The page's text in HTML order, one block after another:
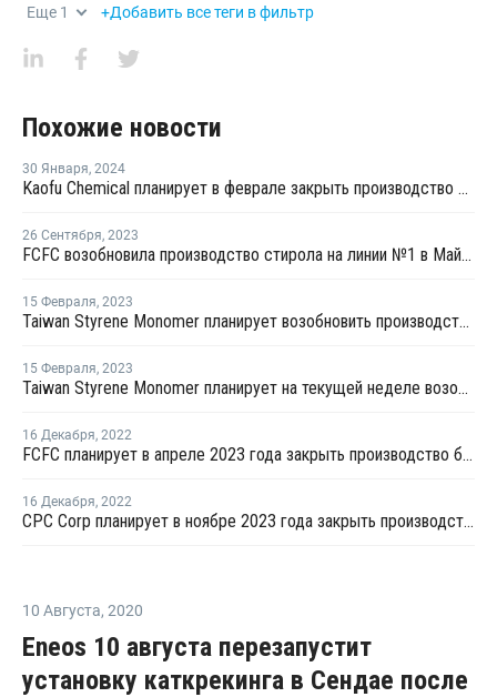
Еще 1 +Добавить все теги в фильтр
Похожие новости
30 Января, 2024
Kaofu Chemical планирует в феврале закрыть производство ПС на Тайване
26 Сентября, 2023
FCFC возобновила производство стирола на линии №1 в Майлиао
15 Февраля, 2023
Taiwan Styrene Monomer планирует возобновить производство стирола на линии №1 в Тайване
15 Февраля, 2023
Taiwan Styrene Monomer планирует на текущей неделе возобновить производство стирола на линии №2 в Тайване
16 Декабря, 2022
FCFC планирует в апреле 2023 года закрыть производство бензола в Майлиао на ремонт
16 Декабря, 2022
CPC Corp планирует в ноябре 2023 года закрыть производство бензола на Тайване на ремонт
10 Августа, 2020
Eneos 10 августа перезапустит
установку каткрекинга в Сендае после